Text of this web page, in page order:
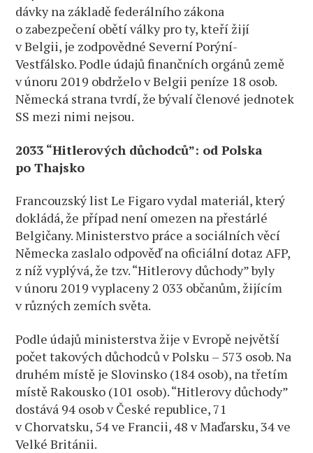
dávky na základě federálního zákona
o zabezpečení obětí války pro ty, kteří žijí
v Belgii, je zodpovědné Severní Porýní-
Vestfálsko. Podle údajů finančních orgánů země
v únoru 2019 obdrželo v Belgii peníze 18 osob.
Německá strana tvrdí, že bývalí členové jednotek
SS mezi nimi nejsou.
2033 “Hitlerových důchodců”: od Polska
po Thajsko
Francouzský list Le Figaro vydal materiál, který
dokládá, že případ není omezen na přestárlé
Belgičany. Ministerstvo práce a sociálních věcí
Německa zaslalo odpověď na oficiální dotaz AFP,
z níž vyplývá, že tzv. “Hitlerovy důchody” byly
v únoru 2019 vyplaceny 2 033 občanům, žijícím
v různých zemích světa.
Podle údajů ministerstva žije v Evropě největší
počet takových důchodců v Polsku – 573 osob. Na
druhém místě je Slovinsko (184 osob), na třetím
místě Rakousko (101 osob). “Hitlerovy důchody”
dostává 94 osob v České republice, 71
v Chorvatsku, 54 ve Francii, 48 v Maďarsku, 34 ve
Velké Británii.